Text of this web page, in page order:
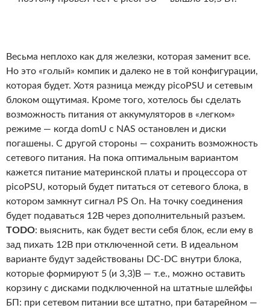
Весьма неплохо как для железки, которая заменит все.
Но это «голый» компик и далеко не в той конфигурации,
которая будет. Хотя разница между picoPSU и сетевым
блоком ощутимая. Кроме того, хотелось бы сделать
возможность питания от аккумуляторов в «легком»
режиме — когда domU с NAS остановлен и диски
погашены. С другой стороны — сохранить возможность
сетевого питания. На пока оптимальным вариантом
кажется питание материнской платы и процессора от
picoPSU, который будет питаться от сетевого блока, в
котором замкнут сигнал PS On. На точку соединения
будет подаваться 12В через дополнительный разъем.
TODO: выяснить, как будет вести себя блок, если ему в
зад пихать 12В при отключенной сети. В идеальном
варианте будут задействованы DC-DC внутри блока,
которые формируют 5 (и 3,3)В — т.е., можно оставить
корзину с дисками подключенной на штатные шлейфы
БП: при сетевом питании все штатно, при батарейном —